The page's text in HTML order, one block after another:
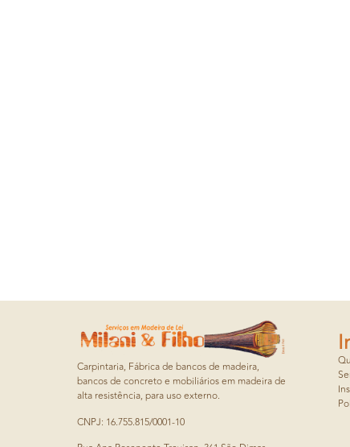
Carpintaria, Fábrica de bancos de madeira,
bancos de concreto e mobiliários em madeira de
alta resistência, para uso externo.
CNPJ: 16.755.815/0001-10